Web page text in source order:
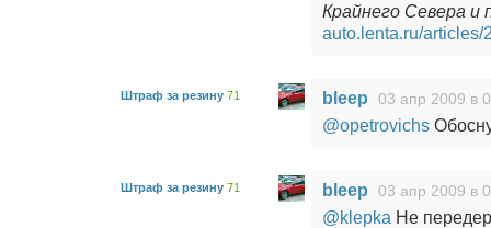
Крайнего Севера и
auto.lenta.ru/articles/
Штраф за резину 71 bleep 03 апр 2009 в
@opetrovichs
Штраф за резину 71 bleep 03 апр 2009 в
@klepka Не